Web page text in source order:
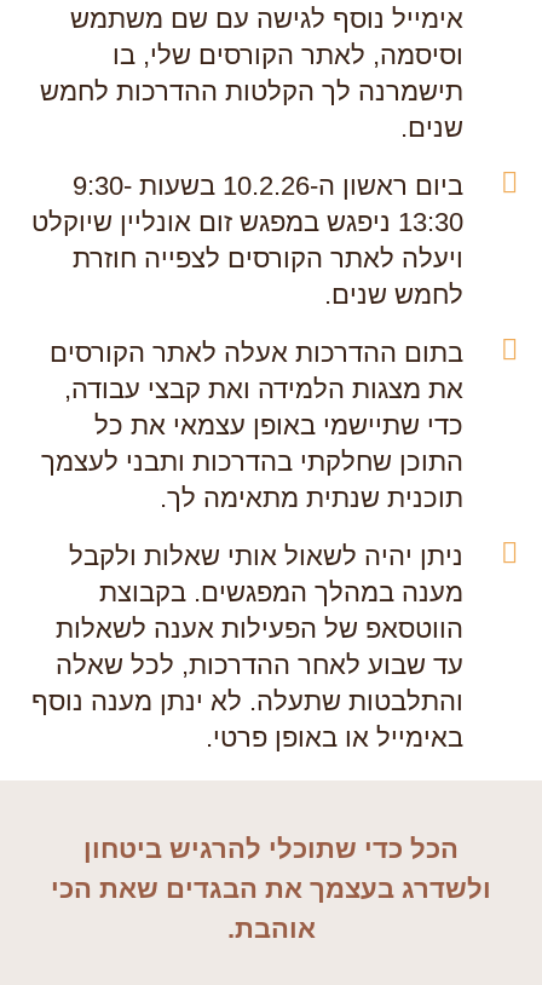
אימייל נוסף לגישה עם שם משתמש
וסיסמה, לאתר הקורסים שלי, בו
תישמרנה לך הקלטות ההדרכות לחמש
שנים.
ביום ראשון ה-10.2.26 בשעות 9:30-
13:30 ניפגש במפגש זום אונליין שיוקלט
ויעלה לאתר הקורסים לצפייה חוזרת
לחמש שנים.
בתום ההדרכות אעלה לאתר הקורסים
את מצגות הלמידה ואת קבצי עבודה,
כדי שתיישמי באופן עצמאי את כל
התוכן שחלקתי בהדרכות ותבני לעצמך
תוכנית שנתית מתאימה לך.
ניתן יהיה לשאול אותי שאלות ולקבל
מענה במהלך המפגשים. בקבוצת
הווטסאפ של הפעילות אענה לשאלות
עד שבוע לאחר ההדרכות, לכל שאלה
והתלבטות שתעלה. לא ינתן מענה נוסף
באימייל או באופן פרטי.
הכל כדי שתוכלי להרגיש ביטחון
ולשדרג בעצמך את הבגדים שאת הכי
אוהבת.